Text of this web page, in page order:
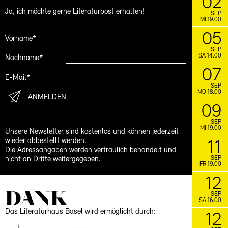
SCHREIBLUST
Schreibwerkstatt mit
INSTAGRAM
Ja, ich möchte gerne Literaturpost erhalten!
Vorname*
Nachname*
E-Mail*
ANMELDEN
Unsere Newsletter sind kostenlos und können jederzeit
wieder abbestellt werden.
Die Adressangaben werden vertraulich behandelt und
nicht an Dritte weitergegeben.
DANK
Das Literaturhaus Basel wird ermöglicht durch:
SEP
MI 19.00
05
SEP
SA 14.00
07
SEP
MO 18.00
09
SEP
MI 19.00
11
SEP
FR 19.00
12
SEP
SA 16.00
12